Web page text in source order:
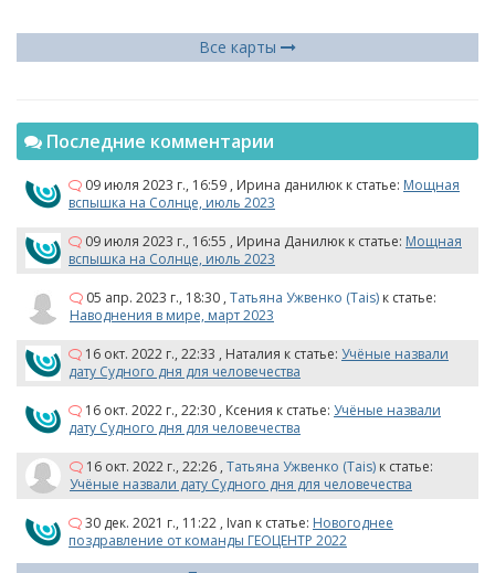
Все карты
Последние комментарии
09 июля 2023 г., 16:59 , Ирина данилюк к статье: Мощная
вспышка на Солнце, июль 2023
09 июля 2023 г., 16:55 , Ирина Данилюк к статье: Мощная
вспышка на Солнце, июль 2023
05 апр. 2023 г., 18:30 , Татьяна Ужвенко (Tais) к статье:
Наводнения в мире, март 2023
16 окт. 2022 г., 22:33 , Наталия к статье: Учёные назвали
дату Судного дня для человечества
16 окт. 2022 г., 22:30 , Ксения к статье: Учёные назвали
дату Судного дня для человечества
16 окт. 2022 г., 22:26 , Татьяна Ужвенко (Tais) к статье:
Учёные назвали дату Судного дня для человечества
30 дек. 2021 г., 11:22 , Ivan к статье: Новогоднее
поздравление от команды ГЕОЦЕНТР 2022